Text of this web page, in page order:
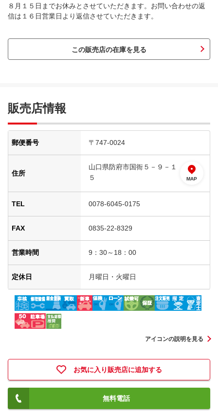
８月１５日までお休みとさせていただきます。お問い合わせの返
信は１６日営業日より返信させていただきます。
この販売店の在庫を見る
販売店情報
郵便番号 〒747-0024
住所
山口県防府市国衙５－９－１
５
MAP
TEL 0078-6045-0175
FAX 0835-22-8329
営業時間 9：30～18：00
定休日 月曜日・火曜日
アイコンの説明を見る
お気に入り販売店に追加する
無料電話